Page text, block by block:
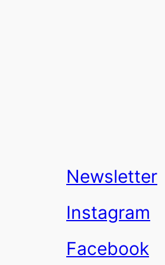
Newsletter
Instagram
Facebook